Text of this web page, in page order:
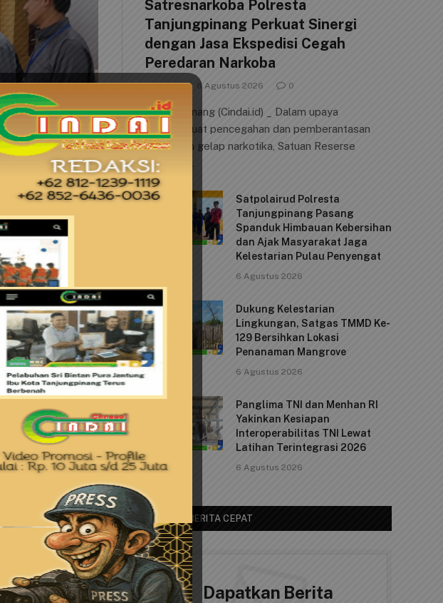
Hijriah
dan Aksi
(Lapas)
Tahun Baru
Lapas…
Ke
Negara Kelas IIA
Kesehatan gelar
Satresnarkoba Polresta
Tanjungpinang Perkuat Sinergi
dengan Jasa Ekspedisi Cegah
Peredaran Narkoba
By cindai 6 Agustus 2026 0
Tanjungpinang (Cindai.id) _ Dalam upaya
memperkuat pencegahan dan pemberantasan
peredaran gelap narkotika, Satuan Reserse
Narkoba…
Satpolairud Polresta
Tanjungpinang Pasang
Spanduk Himbauan Kebersihan
dan Ajak Masyarakat Jaga
Kelestarian Pulau Penyengat
6 Agustus 2026
Dukung Kelestarian
Lingkungan, Satgas TMMD Ke-
129 Bersihkan Lokasi
Penanaman Mangrove
6 Agustus 2026
Panglima TNI dan Menhan RI
Yakinkan Kesiapan
Interoperabilitas TNI Lewat
Latihan Terintegrasi 2026
6 Agustus 2026
AKSES BERITA CEPAT
Dapatkan Berita